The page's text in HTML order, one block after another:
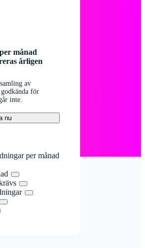
månad
årligen
av
för
inte.
nu
per månad